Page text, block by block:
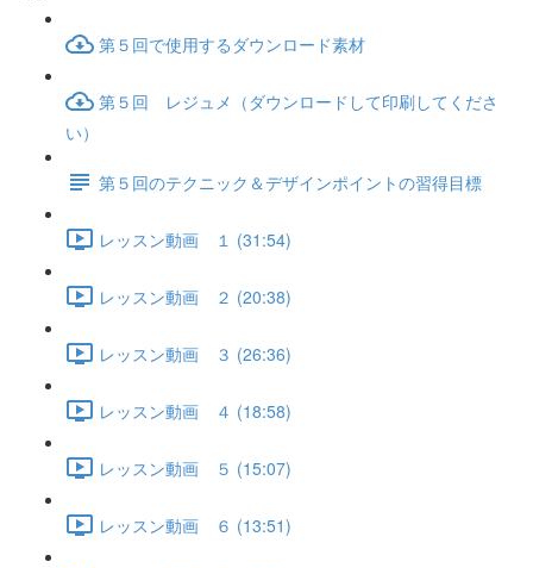
第５回で使用するダウンロード素材
第５回 レジュメ（ダウンロードして印刷してくださ
い）
第５回のテクニック＆デザインポイントの習得目標
レッスン動画 １ (31:54)
レッスン動画 ２ (20:38)
レッスン動画 ３ (26:36)
レッスン動画 ４ (18:58)
レッスン動画 ５ (15:07)
レッスン動画 ６ (13:51)